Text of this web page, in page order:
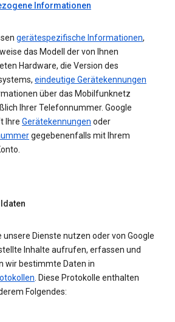
Informationen
gerätespezifische Informationen,
das Modell der von Ihnen
Hardware, die Version des
eindeutige Gerätekennungen
über das Mobilfunknetz
Ihrer Telefonnummer. Google
Ihre Gerätekennungen oder
gegebenenfalls mit Ihrem
unsere Dienste nutzen oder von Google
Inhalte aufrufen, erfassen und
wir bestimmte Daten in
. Diese Protokolle enthalten
Folgendes: